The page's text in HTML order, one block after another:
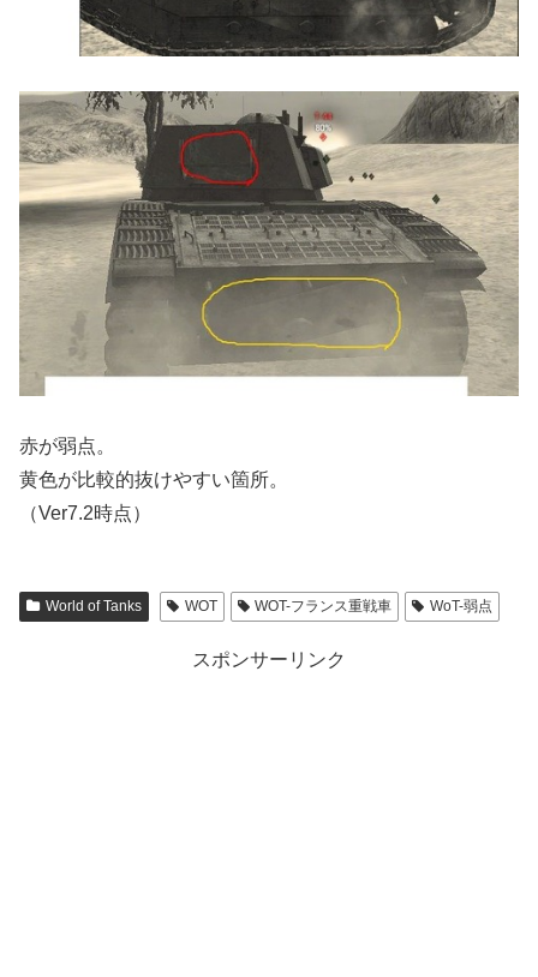
赤が弱点。
黄色が比較的抜けやすい箇所。
（Ver7.2時点）
World of Tanks WOT WOT-フランス重戦車 WoT-弱点
スポンサーリンク